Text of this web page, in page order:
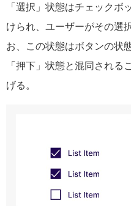
「選択」状態はチェック
けられ、ユーザーがその選
お、この状態はボタンの状
「押下」状態と混同され
げる。